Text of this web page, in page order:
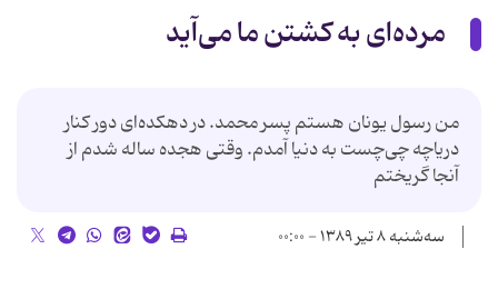
مرده‌ای به کشتن ما می‌آید
من رسول یونان هستم پسر محمد. در دهکده‌ای دور کنار
دریاچه چی‌چست به دنیا آمدم. وقتی هجده ساله شدم از
آنجا گریختم
سه‌شنبه ۸ تیر ۱۳۸۹ - ۰۰:۰۰